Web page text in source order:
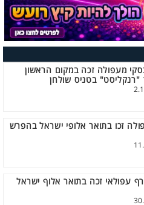
מעפולה זכה במקום הראשון
"רנקליסט" בטניס שולחן
זכו בתואר אלופי ישראל בהפרש
עפולאי זכה בתואר אלוף ישראל